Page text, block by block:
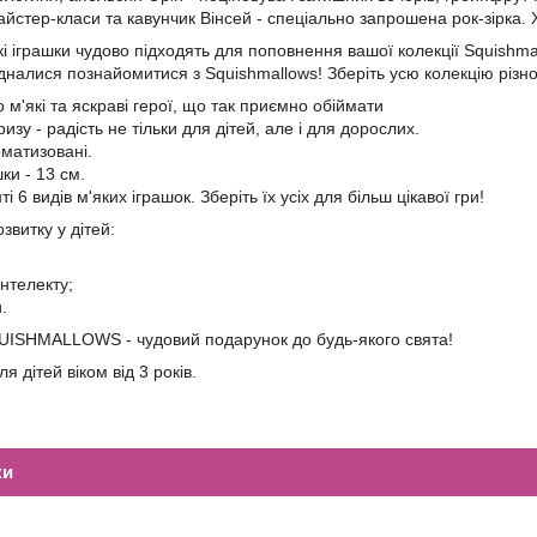
класи та кавунчик Вінсей - спеціально запрошена рок-
іграшки чудово підходять для поповнення вашої колекції
познайомитися з Squishmallows! Зберіть усю колекцію
та яскраві герої, що так приємно обіймати
- радість не тільки для дітей, але і для дорослих.
- 13 cм.
6 видів м'яких іграшок. Зберіть їх усіх для більш цікавої гри!
у дітей:
- чудовий подарунок до будь-якого свята!
дітей віком від 3 років.